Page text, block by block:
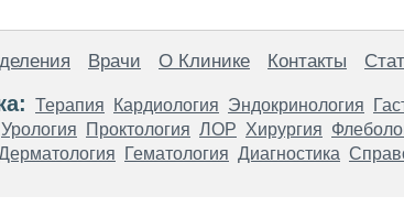
Врачи О Клинике Контакты
Терапия Кардиология Эндокринология
Урология Проктология ЛОР Хирургия
Гематология Диагностика